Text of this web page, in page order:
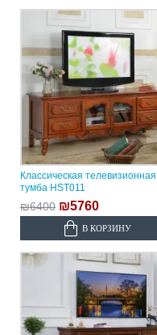
Классическая телевизионная
тумба HST011
₪6400 ₪5760
В КОРЗИНУ